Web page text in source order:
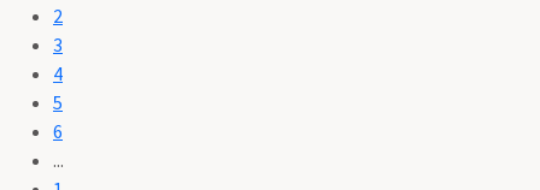
2
3
4
5
6
...